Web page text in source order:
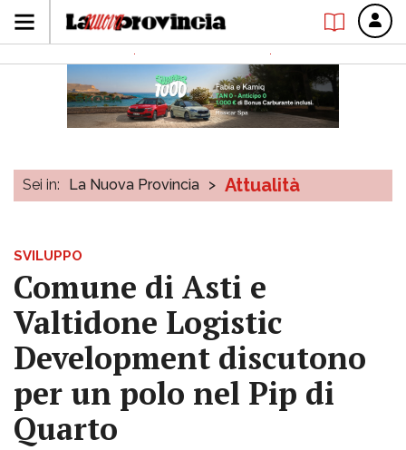
Sei in: La Nuova Provincia > Attualità
SVILUPPO
Comune di Asti e
Valtidone Logistic
Development discutono
per un polo nel Pip di
Quarto